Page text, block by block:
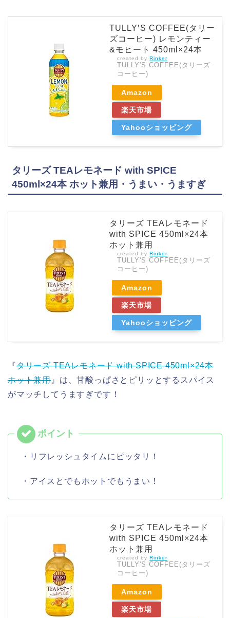
TULLY’S COFFEE(タリー
ズコーヒー) レモンティー
&モヒート 450ml×24本
created by Rinker
TULLY'S COFFEE(タリーズ
コーヒー)
Amazon
楽天市場
Yahooショッピング
タリーズ TEAレモネード with SPICE
450ml×24本 ホット兼用・うまい・うますぎ
タリーズ TEAレモネード
with SPICE 450ml×24本
ホット兼用
created by Rinker
TULLY'S COFFEE(タリーズ
コーヒー)
Amazon
楽天市場
Yahooショッピング
『タリーズ TEAレモネード with SPICE 450ml×24本
ホット兼用 』は、甘酸っぱさとピリッとするスパイス
がマッチしてうますぎです！
・リフレッシュタイムにピッタリ！
・アイスとでもホットでもうまい！
タリーズ TEAレモネード
with SPICE 450ml×24本
ホット兼用
created by Rinker
TULLY'S COFFEE(タリーズ
コーヒー)
Amazon
楽天市場